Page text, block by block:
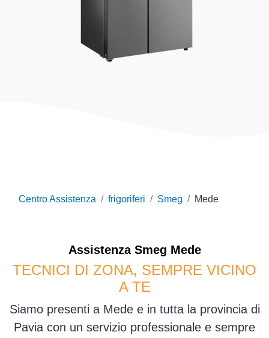
Centro Assistenza frigoriferi Smeg Mede
Assistenza Smeg Mede
TECNICI DI ZONA, SEMPRE VICINO
A TE
Siamo presenti a Mede e in tutta la provincia di
Pavia con un servizio professionale e sempre